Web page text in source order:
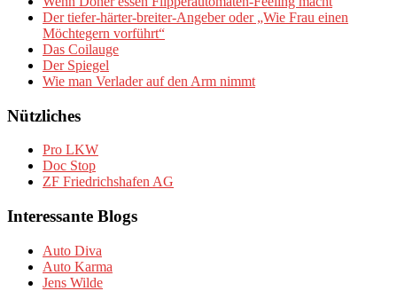
Der tiefer-härter-breiter-Angeber oder „Wie Frau einen
Möchtegern vorführt“
Das Coilauge
Der Spiegel
Wie man Verlader auf den Arm nimmt
Nützliches
Pro LKW
Doc Stop
ZF Friedrichshafen AG
Interessante Blogs
Auto Diva
Auto Karma
Jens Wilde